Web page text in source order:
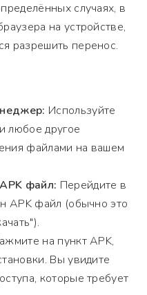
случаях, в
на устройстве,
разрешить перенос.
Используйте
любое другое
файлами на вашем
файл: Перейдите в
APK файл (обычно это
на пункт APK,
Вы увидите
которые требует